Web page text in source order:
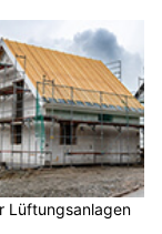
Lüftungsanlagen